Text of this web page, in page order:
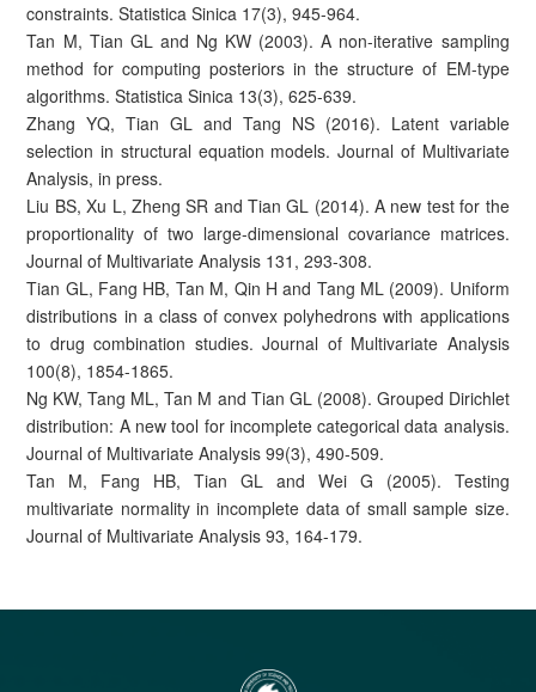
constraints. Statistica Sinica 17(3), 945-964.
Tan M, Tian GL and Ng KW (2003). A non-iterative sampling
method for computing posteriors in the structure of EM-type
algorithms. Statistica Sinica 13(3), 625-639.
Zhang YQ, Tian GL and Tang NS (2016). Latent variable
selection in structural equation models. Journal of Multivariate
Analysis, in press.
Liu BS, Xu L, Zheng SR and Tian GL (2014). A new test for the
proportionality of two large-dimensional covariance matrices.
Journal of Multivariate Analysis 131, 293-308.
Tian GL, Fang HB, Tan M, Qin H and Tang ML (2009). Uniform
distributions in a class of convex polyhedrons with applications
to drug combination studies. Journal of Multivariate Analysis
100(8), 1854-1865.
Ng KW, Tang ML, Tan M and Tian GL (2008). Grouped Dirichlet
distribution: A new tool for incomplete categorical data analysis.
Journal of Multivariate Analysis 99(3), 490-509.
Tan M, Fang HB, Tian GL and Wei G (2005). Testing
multivariate normality in incomplete data of small sample size.
Journal of Multivariate Analysis 93, 164-179.